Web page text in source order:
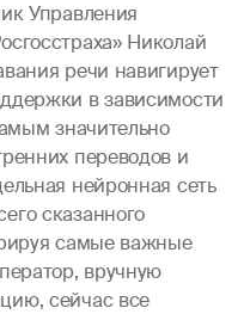
Управления
Николай
речи навигирует
в зависимости
значительно
переводов и
нейронная сеть
сказанного
самые важные
вручную
сейчас все